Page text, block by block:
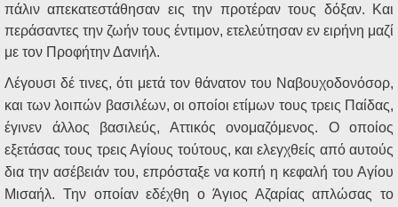
πάλιν απεκατεστάθησαν εις την προτέραν τους δόξαν. Και
περάσαντες την ζωήν τους έντιμον, ετελεύτησαν εν ειρήνη μαζί
με τον Προφήτην Δανιήλ.
Λέγουσι δέ τινες, ότι μετά τον θάνατον του Ναβουχοδονόσορ,
και των λοιπών βασιλέων, οι οποίοι ετίμων τους τρεις Παίδας,
έγινεν άλλος βασιλεύς, Αττικός ονομαζόμενος. Ο οποίος
εξετάσας τους τρεις Αγίους τούτους, και ελεγχθείς από αυτούς
δια την ασέβειάν του, επρόσταξε να κοπή η κεφαλή του Αγίου
Μισαήλ. Την οποίαν εδέχθη ο Άγιος Αζαρίας απλώσας το